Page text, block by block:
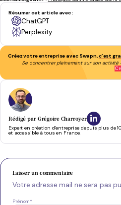
Résumer cet article avec :
ChatGPT
Perplexity
Créez votre entreprise avec Swapn,c’est
Se concentrer pleinement sur son activité
Rédigé par Grégoire Charroyer
Expert en création d’entreprise depuis plus de
et accessible à tous en France.
Laisser un commentaire
Votre adresse mail ne sera pas
Prénom*